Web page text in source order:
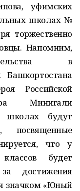
уфимских
школах №
торжественно
Напомним,
в
Башкортостана
Российской
Минигали
будут
посвященные
что у
будет
достижения
значком «Юный